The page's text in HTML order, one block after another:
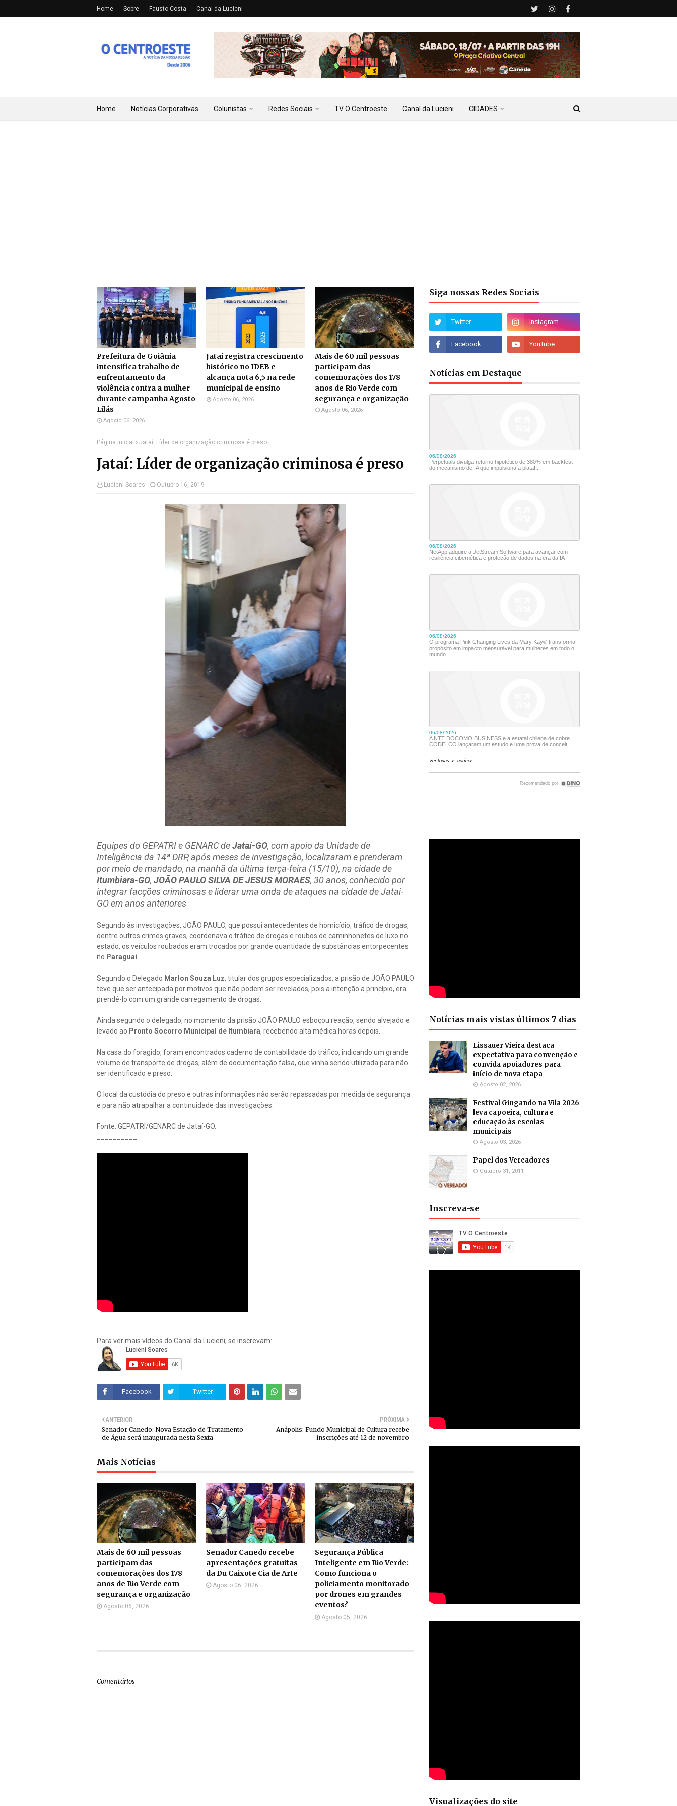
Home Sobre Fausto Costa Canal da Lucieni
Home Notícias Corporativas Colunistas Redes Sociais TV O Centroeste Canal da Lucieni CIDADES
Prefeitura de Goiânia
intensifica trabalho de
enfrentamento da
violência contra a mulher
durante campanha Agosto
Lilás
Agosto 06, 2026
Jataí registra crescimento
histórico no IDEB e
alcança nota 6,5 na rede
municipal de ensino
Agosto 06, 2026
Mais de 60 mil pessoas
participam das
comemorações dos 178
anos de Rio Verde com
segurança e organização
Agosto 06, 2026
Página inicial Jataí: Líder de organização criminosa é preso
Jataí: Líder de organização criminosa é preso
Lucieni Soares Outubro 16, 2019
Equipes do GEPATRI e GENARC deJataí-GO, com apoio da Unidade de
Inteligência da 14ª DRP, após meses de investigação, localizaram e prenderam
por meio de mandado, na manhã da última terça-feira (15/10), na cidade de
Itumbiara-GO, JOÃO PAULO SILVA DE JESUS MORAES, 30 anos, conhecido por
integrar facções criminosas e liderar uma onda de ataques na cidade de Jataí-
GO em anos anteriores
Segundo às investigações, JOÃO PAULO, que possui antecedentes de homicídio, tráfico de drogas,
dentre outros crimes graves, coordenava o tráfico de drogas e roubos de caminhonetes de luxo no
estado, os veículos roubados eram trocados por grande quantidade de substâncias entorpecentes
no Paraguai
Segundo o Delegado Marlon Souza Luz, titular dos grupos especializados, a prisão de JOÃO PAULO
teve que ser antecipada por motivos que não podem ser revelados, pois a intenção a princípio, era
prendê-lo com um grande carregamento de drogas.
Ainda segundo o delegado, no momento da prisão JOÃO PAULO esboçou reação, sendo alvejado e
levado ao Pronto Socorro Municipal de Itumbiara, recebendo alta médica horas depois.
Na casa do foragido, foram encontrados caderno de contabilidade do tráfico, indicando um grande
volume de transporte de drogas, além de documentação falsa, que vinha sendo utilizada para não
ser identificado e preso.
O local da custódia do preso e outras informações não serão repassadas por medida de segurança
e para não atrapalhar a continuidade das investigações.
Fonte: GEPATRI/GENARC de Jataí-GO.
Para ver mais vídeos do Canal da Lucieni, se inscrevam:
Facebook Twitter
PRÓXIMA
Anápolis: Fundo Municipal de Cultura recebe
inscrições até 12 de novembro
ANTERIOR
Senador Canedo: Nova Estação de Tratamento
de Água será inaugurada nesta Sexta
Mais Notícias
Mais de 60 mil pessoas
participam das
comemorações dos 178
anos de Rio Verde com
segurança e organização
Agosto 06, 2026
Senador Canedo recebe
apresentações gratuitas
da Du Caixote Cia de Arte
Agosto 06, 2026
Segurança Pública
Inteligente em Rio Verde:
Como funciona o
policiamento monitorado
por drones em grandes
eventos?
Agosto 05, 2026
Comentários
Siga nossas Redes Sociais
Notícias em Destaque
Notícias mais vistas últimos 7 dias
Lissauer Vieira destaca
expectativa para convenção e
convida apoiadores para
início de nova etapa
Agosto 02, 2026
Festival Gingando na Vila 2026
leva capoeira, cultura e
educação às escolas
municipais
Agosto 03, 2026
Papel dos Vereadores
Outubro 31, 2011
Inscreva-se
Visualizações do site